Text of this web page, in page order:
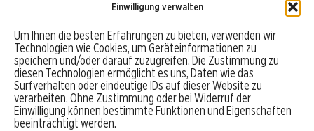
Einwilligung verwalten
Um Ihnen die besten Erfahrungen zu bieten, verwenden wir
Technologien wie Cookies, um Geräteinformationen zu
speichern und/oder darauf zuzugreifen. Die Zustimmung zu
diesen Technologien ermöglicht es uns, Daten wie das
Surfverhalten oder eindeutige IDs auf dieser Website zu
verarbeiten. Ohne Zustimmung oder bei Widerruf der
Einwilligung können bestimmte Funktionen und Eigenschaften
beeinträchtigt werden.
Robo-Advisor vergleichen
Depotvergleich
Festgeld vergleichen